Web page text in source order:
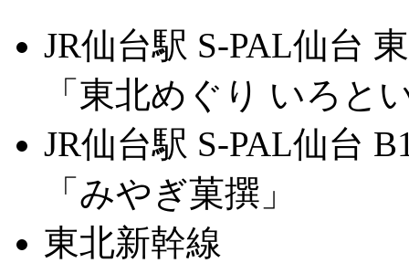
JR仙台駅 S-PAL仙台
「東北めぐり いろと
JR仙台駅 S-PAL仙台
「みやぎ菓撰」
東北新幹線